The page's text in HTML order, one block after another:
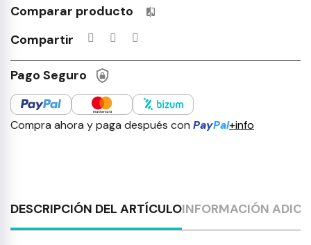
Comparar producto Productos incluidos en tu lista
Compartir
Pago Seguro
Compra ahora y paga después con PayPal+info
DESCRIPCIÓN DEL ARTÍCULOINFORMACIÓN